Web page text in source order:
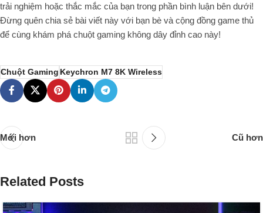
trải nghiệm hoặc thắc mắc của bạn trong phần bình luận bên dưới!
Đừng quên chia sẻ bài viết này với bạn bè và cộng đồng game thủ
để cùng khám phá chuột gaming không dây đỉnh cao này!
Chuột Gaming Keychron M7 8K Wireless
Mới hơn Cũ hơn
Related Posts